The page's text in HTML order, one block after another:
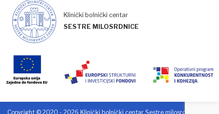
Klinički bolnički centar
SESTRE MILOSRDNICE
Copyright © 2020 - 2026 Klinički bolnički centar Sestre milosrdnice. Sva